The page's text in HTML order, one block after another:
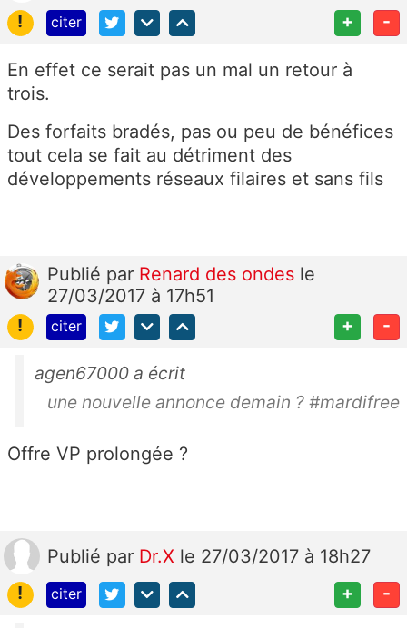
!
citer + -
En effet ce serait pas un mal un retour à
trois.
Des forfaits bradés, pas ou peu de bénéfices
tout cela se fait au détriment des
développements réseaux filaires et sans fils
Publié par Renard des ondes le
27/03/2017 à 17h51
!
citer + -
agen67000 a écrit
une nouvelle annonce demain ? #mardifree
Offre VP prolongée ?
Publié par Dr.X le 27/03/2017 à 18h27
!
citer + -